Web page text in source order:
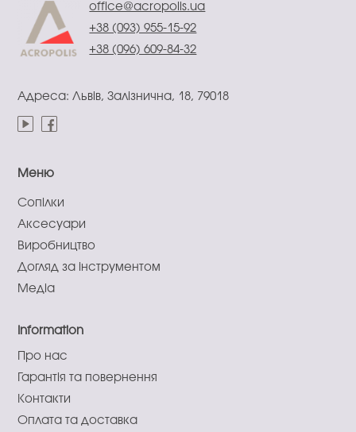
office@acropolis.ua
+38 (093) 955-15-92
+38 (096) 609-84-32
Адреса: Львів, Залізнична, 18, 79018
Меню
Сопілки
Аксесуари
Виробництво
Догляд за інструментом
Медіа
Information
Про нас
Гарантія та повернення
Контакти
Оплата та доставка